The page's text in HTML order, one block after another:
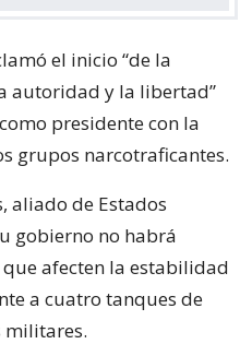
el inicio “de la
autoridad y la libertad”
presidente con la
grupos narcotraficantes.
aliado de Estados
gobierno no habrá
afecten la estabilidad
a cuatro tanques de
militares.